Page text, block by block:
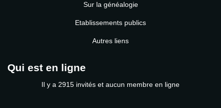
Sur la généalogie
Etablissements publics
Autres liens
Qui est en ligne
Il y a 2915 invités et aucun membre en ligne